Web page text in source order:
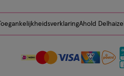
ToegankelijkheidsverklaringAhold Delhaize